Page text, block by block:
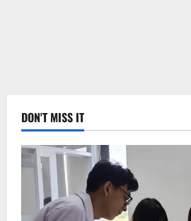
DON'T MISS IT